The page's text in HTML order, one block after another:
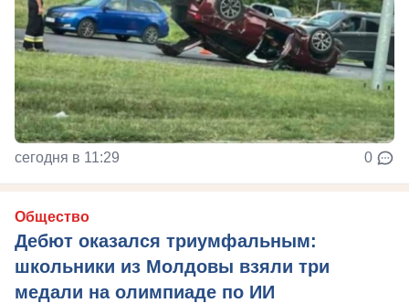
сегодня в 11:29 0
Общество
Дебют оказался триумфальным:
школьники из Молдовы взяли три
медали на олимпиаде по ИИ